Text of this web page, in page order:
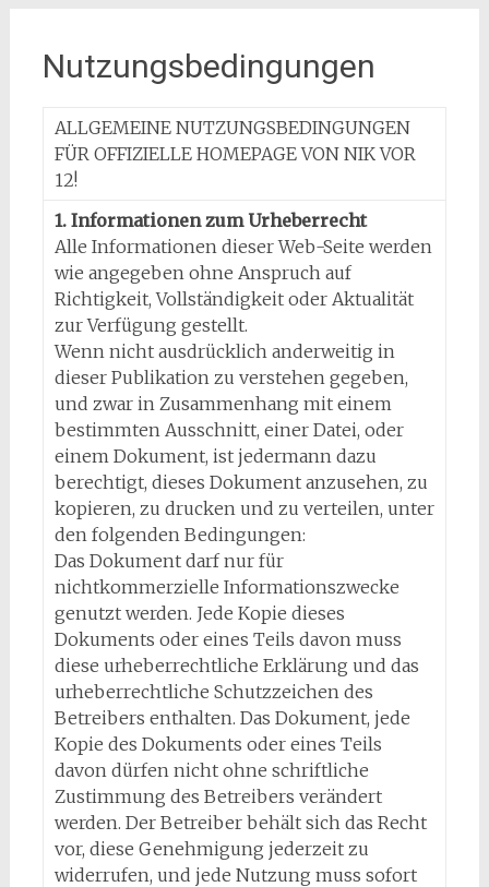
Nutzungsbedingungen
ALLGEMEINE NUTZUNGSBEDINGUNGEN
FÜR OFFIZIELLE HOMEPAGE VON NIK VOR
12!
1. Informationen zum Urheberrecht
Alle Informationen dieser Web-Seite werden
wie angegeben ohne Anspruch auf
Richtigkeit, Vollständigkeit oder Aktualität
zur Verfügung gestellt.
Wenn nicht ausdrücklich anderweitig in
dieser Publikation zu verstehen gegeben,
und zwar in Zusammenhang mit einem
bestimmten Ausschnitt, einer Datei, oder
einem Dokument, ist jedermann dazu
berechtigt, dieses Dokument anzusehen, zu
kopieren, zu drucken und zu verteilen, unter
den folgenden Bedingungen:
Das Dokument darf nur für
nichtkommerzielle Informationszwecke
genutzt werden. Jede Kopie dieses
Dokuments oder eines Teils davon muss
diese urheberrechtliche Erklärung und das
urheberrechtliche Schutzzeichen des
Betreibers enthalten. Das Dokument, jede
Kopie des Dokuments oder eines Teils
davon dürfen nicht ohne schriftliche
Zustimmung des Betreibers verändert
werden. Der Betreiber behält sich das Recht
vor, diese Genehmigung jederzeit zu
widerrufen, und jede Nutzung muss sofort